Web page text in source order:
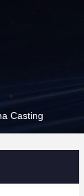
Casting